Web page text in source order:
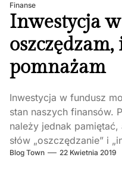
Finanse
Inwestycja
pomnażam
Inwestycja w fundusz
stan naszych finansów.
należy jednak
słów „oszczędzanie” i
Blog Town 22 Kwietnia 2019